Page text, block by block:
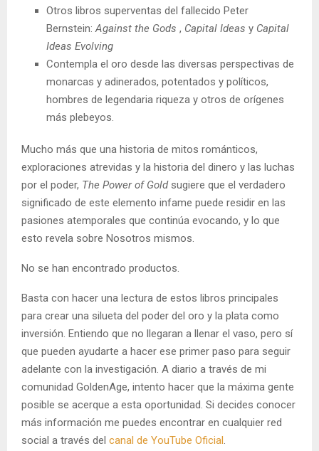
Otros libros superventas del fallecido Peter
Bernstein:Against the Gods , Capital Ideas y Capital
Ideas Evolving
Contempla el oro desde las diversas perspectivas de
monarcas y adinerados, potentados y políticos,
hombres de legendaria riqueza y otros de orígenes
más plebeyos.
Mucho más que una historia de mitos románticos,
exploraciones atrevidas y la historia del dinero y las luchas
por el poder, The Power of Goldsugiere que el verdadero
significado de este elemento infame puede residir en las
pasiones atemporales que continúa evocando, y lo que
esto revela sobre Nosotros mismos.
No se han encontrado productos.
Basta con hacer una lectura de estos libros principales
para crear una silueta del poder del oro y la plata como
inversión. Entiendo que no llegaran a llenar el vaso, pero sí
que pueden ayudarte a hacer ese primer paso para seguir
adelante con la investigación. A diario a través de mi
comunidad GoldenAge, intento hacer que la máxima gente
posible se acerque a esta oportunidad. Si decides conocer
más información me puedes encontrar en cualquier red
social a través del canal de YouTube Oficial.